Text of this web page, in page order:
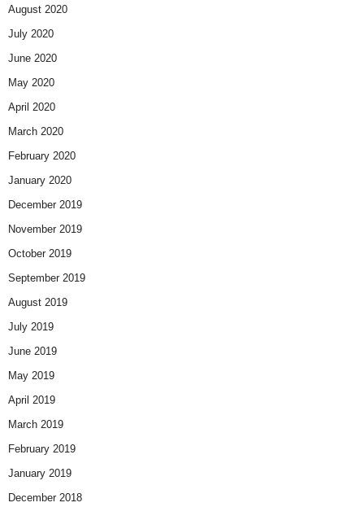
August 2020
July 2020
June 2020
May 2020
April 2020
March 2020
February 2020
January 2020
December 2019
November 2019
October 2019
September 2019
August 2019
July 2019
June 2019
May 2019
April 2019
March 2019
February 2019
January 2019
December 2018